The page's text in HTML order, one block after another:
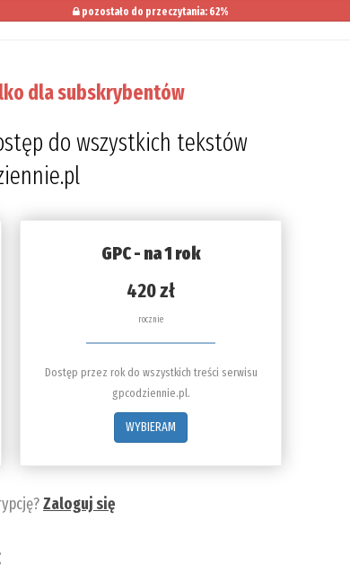
pozostało do przeczytania: 62%
dla subskrybentów
do wszystkich tekstów
GPC - na 1 rok
420 zł
rocznie
Dostęp przez rok do wszystkich treści serwisu
gpcodziennie.pl.
WYBIERAM
Zaloguj się